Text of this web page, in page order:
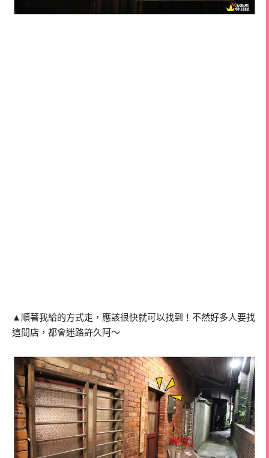
▲順著我給的方式走，應該很快就可以找到！不然好多人要找
這間店，都會迷路許久阿～